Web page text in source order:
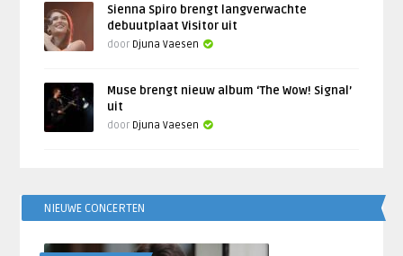
Sienna Spiro brengt langverwachte
debuutplaat Visitor uit
door Djuna Vaesen
Muse brengt nieuw album ‘The Wow! Signal’
uit
door Djuna Vaesen
NIEUWE CONCERTEN